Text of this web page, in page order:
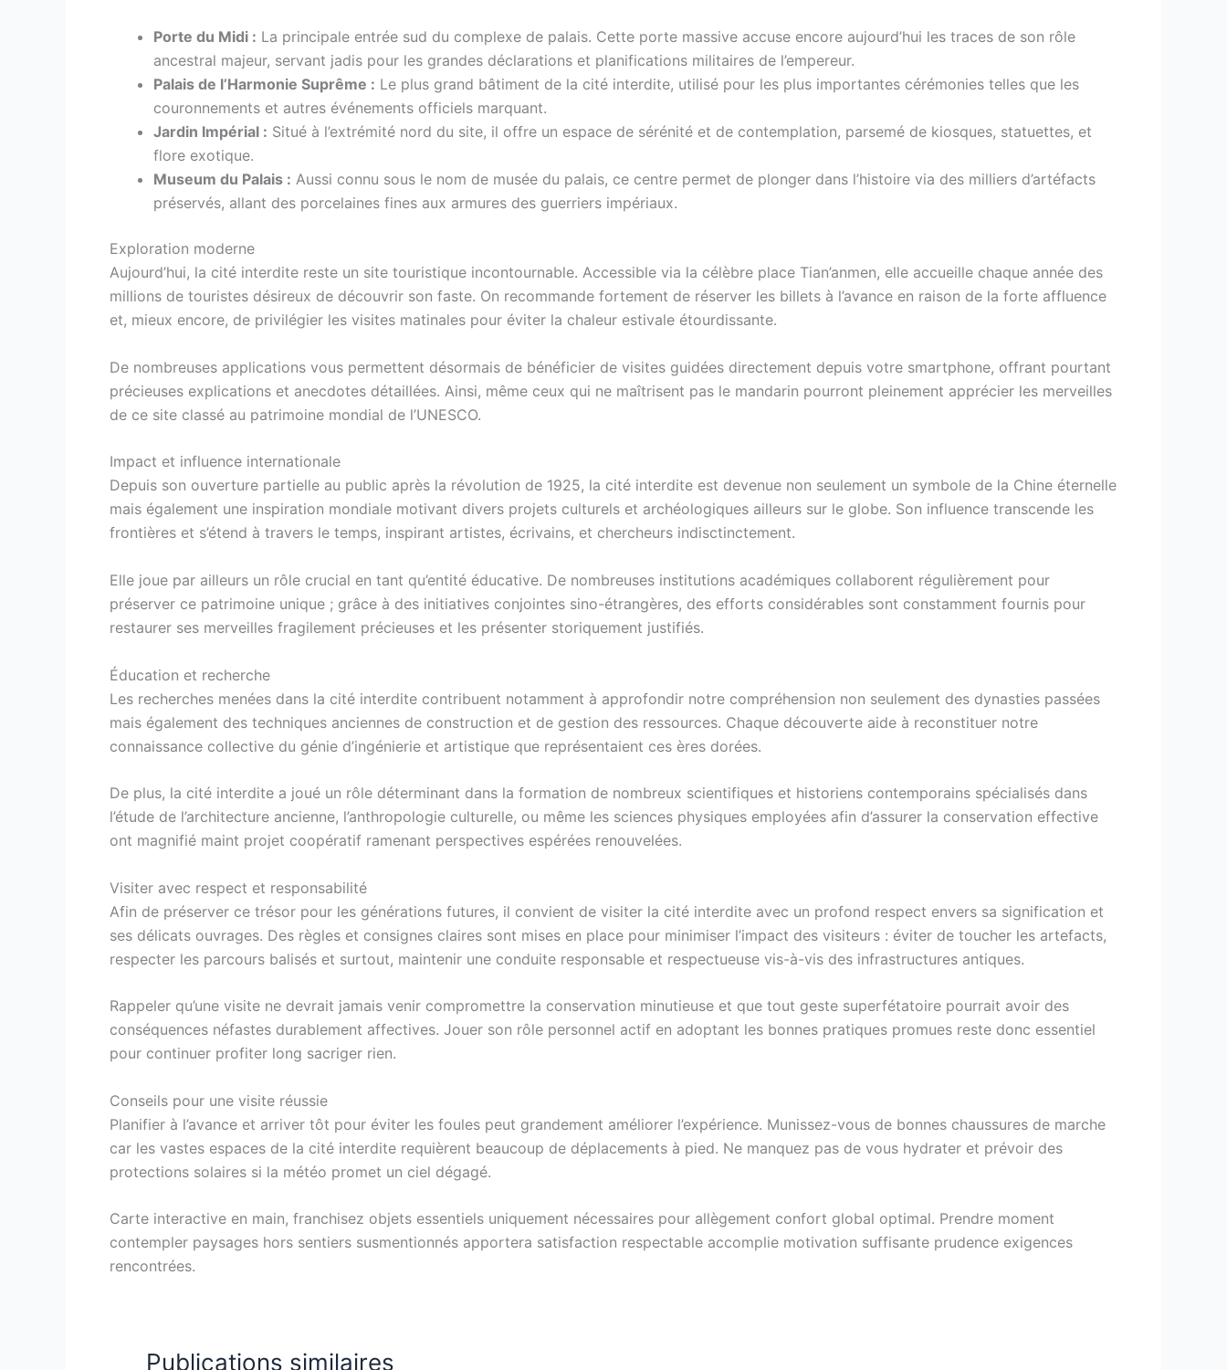
Porte du Midi : La principale entrée sud du complexe de palais. Cette porte massive accuse encore aujourd’hui les traces de son rôle
ancestral majeur, servant jadis pour les grandes déclarations et planifications militaires de l’empereur.
Palais de l’Harmonie Suprême : Le plus grand bâtiment de la cité interdite, utilisé pour les plus importantes cérémonies telles que les
couronnements et autres événements officiels marquant.
Jardin Impérial : Situé à l’extrémité nord du site, il offre un espace de sérénité et de contemplation, parsemé de kiosques, statuettes, et
flore exotique.
Museum du Palais : Aussi connu sous le nom de musée du palais, ce centre permet de plonger dans l’histoire via des milliers d’artéfacts
préservés, allant des porcelaines fines aux armures des guerriers impériaux.
Exploration moderne
Aujourd’hui, la cité interdite reste un site touristique incontournable. Accessible via la célèbre place Tian’anmen, elle accueille chaque année des
millions de touristes désireux de découvrir son faste. On recommande fortement de réserver les billets à l’avance en raison de la forte affluence
et, mieux encore, de privilégier les visites matinales pour éviter la chaleur estivale étourdissante.
De nombreuses applications vous permettent désormais de bénéficier de visites guidées directement depuis votre smartphone, offrant pourtant
précieuses explications et anecdotes détaillées. Ainsi, même ceux qui ne maîtrisent pas le mandarin pourront pleinement apprécier les merveilles
de ce site classé au patrimoine mondial de l’UNESCO.
Impact et influence internationale
Depuis son ouverture partielle au public après la révolution de 1925, la cité interdite est devenue non seulement un symbole de la Chine éternelle
mais également une inspiration mondiale motivant divers projets culturels et archéologiques ailleurs sur le globe. Son influence transcende les
frontières et s’étend à travers le temps, inspirant artistes, écrivains, et chercheurs indisctinctement.
Elle joue par ailleurs un rôle crucial en tant qu’entité éducative. De nombreuses institutions académiques collaborent régulièrement pour
préserver ce patrimoine unique ; grâce à des initiatives conjointes sino-étrangères, des efforts considérables sont constamment fournis pour
restaurer ses merveilles fragilement précieuses et les présenter storiquement justifiés.
Éducation et recherche
Les recherches menées dans la cité interdite contribuent notamment à approfondir notre compréhension non seulement des dynasties passées
mais également des techniques anciennes de construction et de gestion des ressources. Chaque découverte aide à reconstituer notre
connaissance collective du génie d’ingénierie et artistique que représentaient ces ères dorées.
De plus, la cité interdite a joué un rôle déterminant dans la formation de nombreux scientifiques et historiens contemporains spécialisés dans
l’étude de l’architecture ancienne, l’anthropologie culturelle, ou même les sciences physiques employées afin d’assurer la conservation effective
ont magnifié maint projet coopératif ramenant perspectives espérées renouvelées.
Visiter avec respect et responsabilité
Afin de préserver ce trésor pour les générations futures, il convient de visiter la cité interdite avec un profond respect envers sa signification et
ses délicats ouvrages. Des règles et consignes claires sont mises en place pour minimiser l’impact des visiteurs : éviter de toucher les artefacts,
respecter les parcours balisés et surtout, maintenir une conduite responsable et respectueuse vis-à-vis des infrastructures antiques.
Rappeler qu’une visite ne devrait jamais venir compromettre la conservation minutieuse et que tout geste superfétatoire pourrait avoir des
conséquences néfastes durablement affectives. Jouer son rôle personnel actif en adoptant les bonnes pratiques promues reste donc essentiel
pour continuer profiter long sacriger rien.
Conseils pour une visite réussie
Planifier à l’avance et arriver tôt pour éviter les foules peut grandement améliorer l’expérience. Munissez-vous de bonnes chaussures de marche
car les vastes espaces de la cité interdite requièrent beaucoup de déplacements à pied. Ne manquez pas de vous hydrater et prévoir des
protections solaires si la météo promet un ciel dégagé.
Carte interactive en main, franchisez objets essentiels uniquement nécessaires pour allègement confort global optimal. Prendre moment
contempler paysages hors sentiers susmentionnés apportera satisfaction respectable accomplie motivation suffisante prudence exigences
rencontrées.
Publications similaires